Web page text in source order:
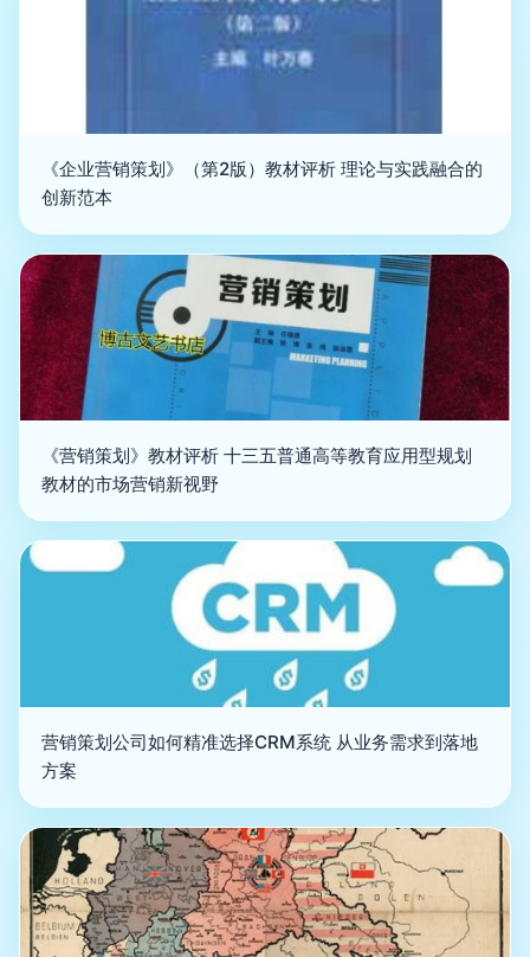
《企业营销策划》（第2版）教材评析 理论与实践融合的
创新范本
《营销策划》教材评析 十三五普通高等教育应用型规划
教材的市场营销新视野
营销策划公司如何精准选择CRM系统 从业务需求到落地
方案